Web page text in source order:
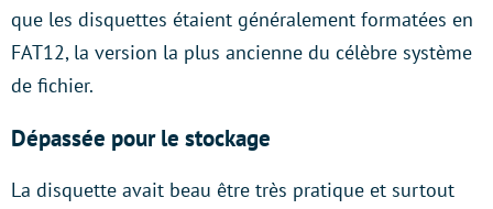
que les disquettes étaient généralement formatées en
FAT12, la version la plus ancienne du célèbre système
de fichier.
Dépassée pour le stockage
La disquette avait beau être très pratique et surtout